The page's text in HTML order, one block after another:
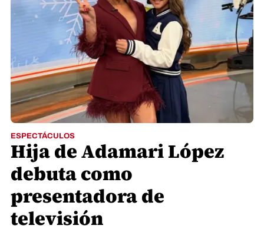
ESPECTÁCULOS
Hija de Adamari López
debuta como
presentadora de
televisión